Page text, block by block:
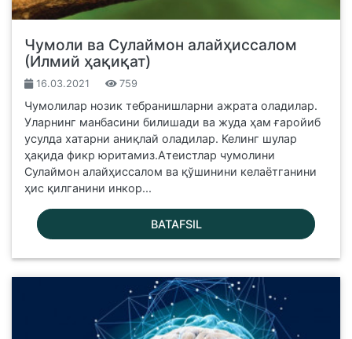
Чумоли ва Сулаймон алайҳиссалом
(Илмий ҳақиқат)
16.03.2021 759
Чумолилар нозик тебранишларни ажрата оладилар.
Уларнинг манбасини билишади ва жуда ҳам ғаройиб
усулда хатарни аниқлай оладилар. Келинг шулар
ҳақида фикр юритамиз.Атеистлар чумолини
Сулаймон алайҳиссалом ва қўшинини келаётганини
ҳис қилганини инкор...
BATAFSIL